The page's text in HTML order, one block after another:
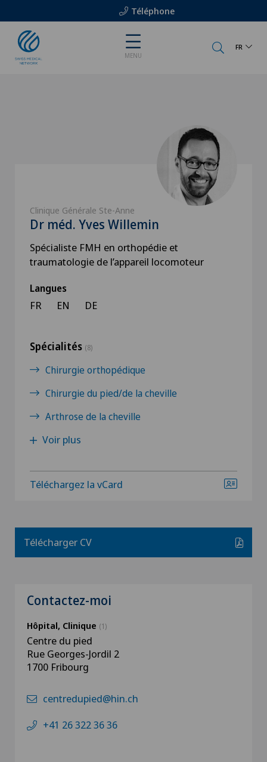
Téléphone
MENU
FR
Clinique Générale Ste-Anne
Dr méd. Yves Willemin
Spécialiste FMH en orthopédie et
traumatologie de l’appareil locomoteur
Langues
FR EN DE
Spécialités (8)
Chirurgie orthopédique
Chirurgie du pied/de la cheville
Arthrose de la cheville
Voir plus
Téléchargez la vCard
Télécharger CV
Contactez-moi
Hôpital, Clinique (1)
Centre du pied
Rue Georges-Jordil 2
1700 Fribourg
centredupied@hin.ch
+41 26 322 36 36